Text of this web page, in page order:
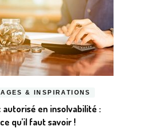
& INSPIRATIONS
autorisé en insolvabilité :
ce qu’il faut savoir !